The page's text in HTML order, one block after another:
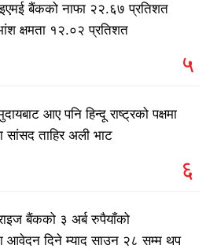
बैंकको नाफा २२.६७ प्रतिशत
क्षमता १२.०२ प्रतिशत
५
आए पनि हिन्दू राष्ट्रको पक्षमा
सांसद ताहिर अली भाट
६
बैंकको ३ अर्ब रुपैयाँको
आवेदन दिने म्याद साउन २८ सम्म थप